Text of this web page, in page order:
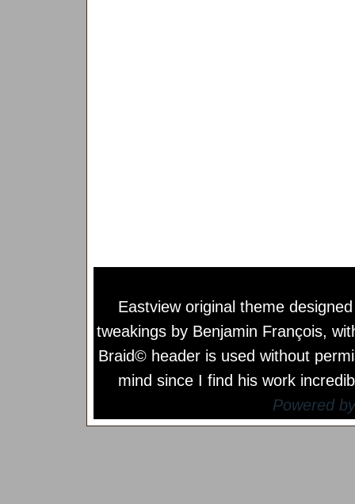
Eastview original theme
tweakings by Benjamin François,
Braid© header is used without
mind since I find his work
Powered